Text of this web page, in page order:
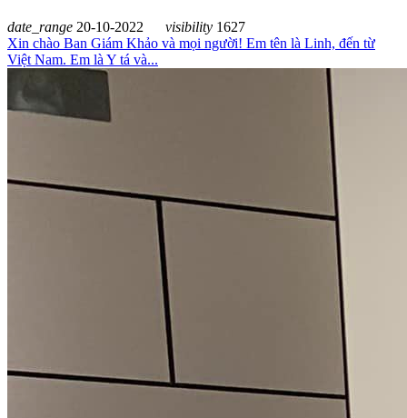
date_range 20-10-2022 visibility 1627
Xin chào Ban Giám Khảo và mọi người! Em tên là Linh, đến từ
Việt Nam. Em là Y tá và...